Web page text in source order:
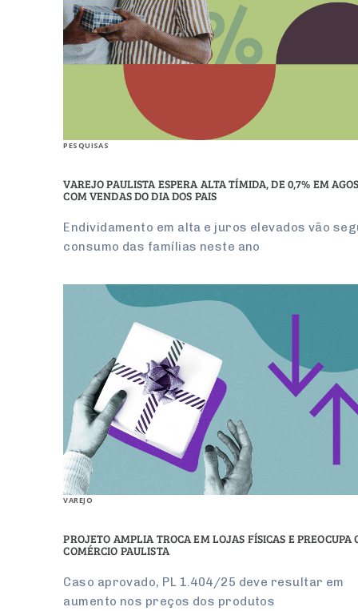
PESQUISAS
VAREJO PAULISTA ESPERA ALTA TÍMIDA, DE 0,7% EM
COM VENDAS DO DIA DOS PAIS
Endividamento em alta e juros elevados vão
consumo das famílias neste ano
VAREJO
PROJETO AMPLIA TROCA EM LOJAS FÍSICAS E PREOCUPA
COMÉRCIO PAULISTA
Caso aprovado, PL 1.404/25 deve resultar em
aumento nos preços dos produtos